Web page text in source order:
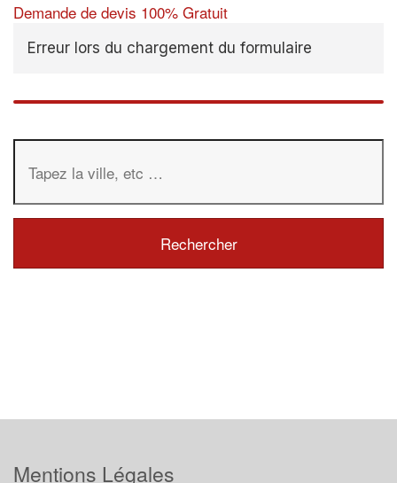
Demande de devis 100% Gratuit
Erreur lors du chargement du formulaire
Mentions Légales